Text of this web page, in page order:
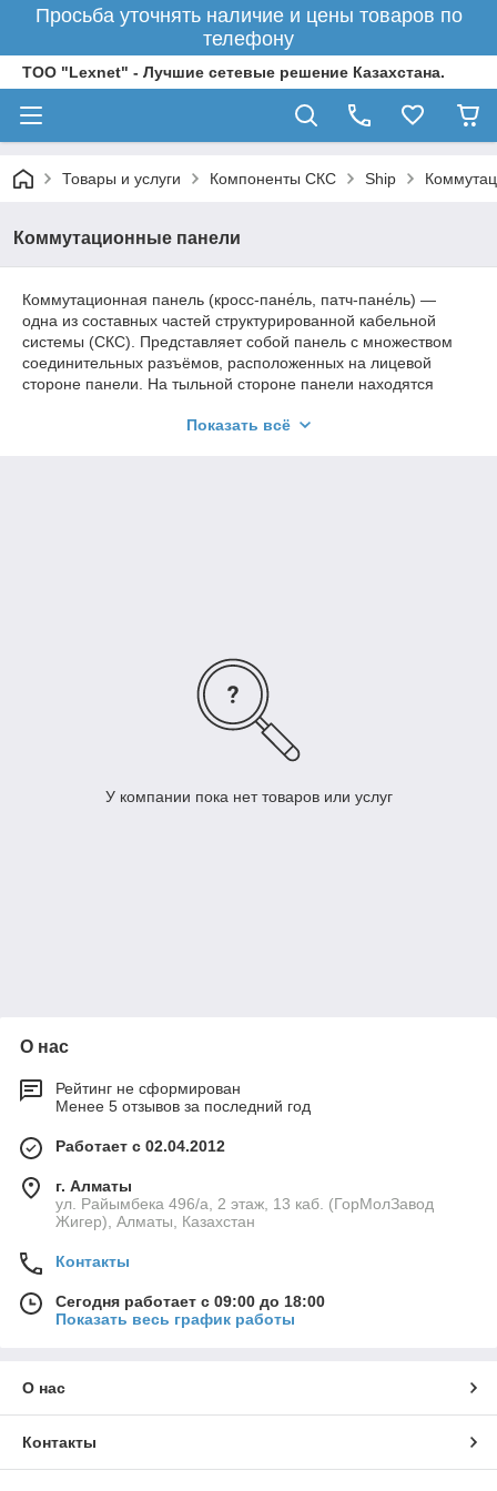
Просьба уточнять наличие и цены товаров по
телефону
ТОО "Lexnet" - Лучшие сетевые решение Казахстана.
Товары и услуги Компоненты СКС Ship
Коммутационные панели
Коммутационная панель (кросс-пане́ль, патч-пане́ль) —
одна из составных частей структурированной кабельной
системы (СКС). Представляет собой панель с множеством
соединительных разъёмов, расположенных на лицевой
стороне панели. На тыльной стороне панели находятся
соединения с кабелями, и соединённые с разъёмами
Показать всё
У компании пока нет товаров или услуг
О нас
Рейтинг не сформирован
Менее 5 отзывов за последний год
Работает с 02.04.2012
г. Алматы
ул. Райымбека 496/а, 2 этаж, 13 каб. (ГорМолЗавод
Жигер), Алматы, Казахстан
Контакты
Сегодня работает с 09:00 до 18:00
Показать весь график работы
О нас
Контакты